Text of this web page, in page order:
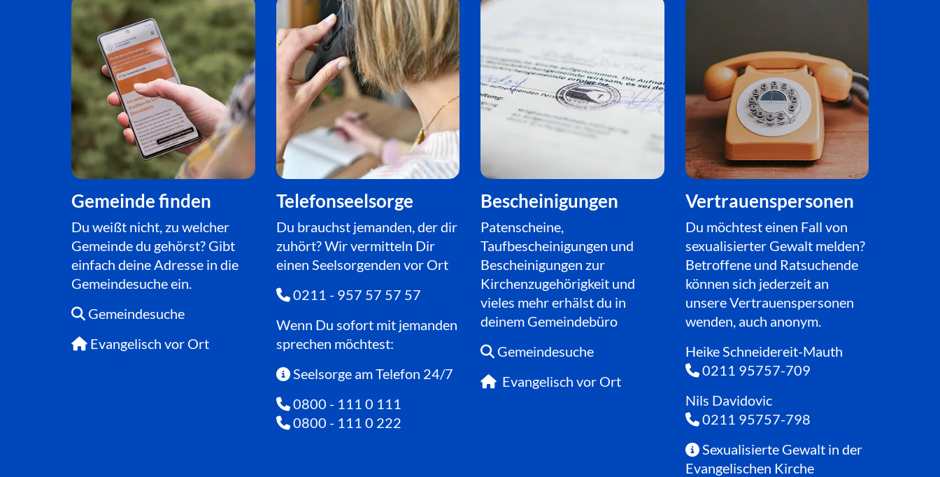
Gemeinde finden
Du weißt nicht, zu welcher
Gemeinde du gehörst? Gibt
einfach deine Adresse in die
Gemeindesuche ein.
 Gemeindesuche
 Evangelisch vor Ort
Telefonseelsorge
Du brauchst jemanden, der dir
zuhört? Wir vermitteln Dir
einen Seelsorgenden vor Ort
 0211 - 957 57 57 57
Wenn Du sofort mit jemanden
sprechen möchtest:
 Seelsorge am Telefon 24/7
 0800 - 111 0 111
 0800 - 111 0 222
Bescheinigungen
Patenscheine,
Taufbescheinigungen und
Bescheinigungen zur
Kirchenzugehörigkeit und
vieles mehrerhälst du in
deinem Gemeindebüro
 Gemeindesuche
 Evangelisch vor Ort
Vertrauenspersonen
Du möchtest einen Fall von
sexualisierter Gewalt melden?
Betroffene und Ratsuchende
können sich jederzeit an
unsere Vertrauenspersonen
wenden, auch anonym.
Heike Schneidereit-Mauth
 0211 95757-709
Nils Davidovic
 0211 95757-798
 Sexualisierte Gewalt in der
Evangelischen Kirche